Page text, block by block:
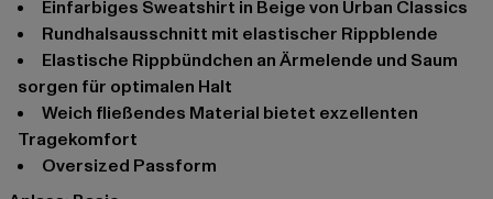
Einfarbiges Sweatshirt in Beige von Urban Classics
Rundhalsausschnitt mit elastischer Rippblende
Elastische Rippbündchen an Ärmelende und Saum
sorgen für optimalen Halt
Weich fließendes Material bietet exzellenten
Tragekomfort
Oversized Passform